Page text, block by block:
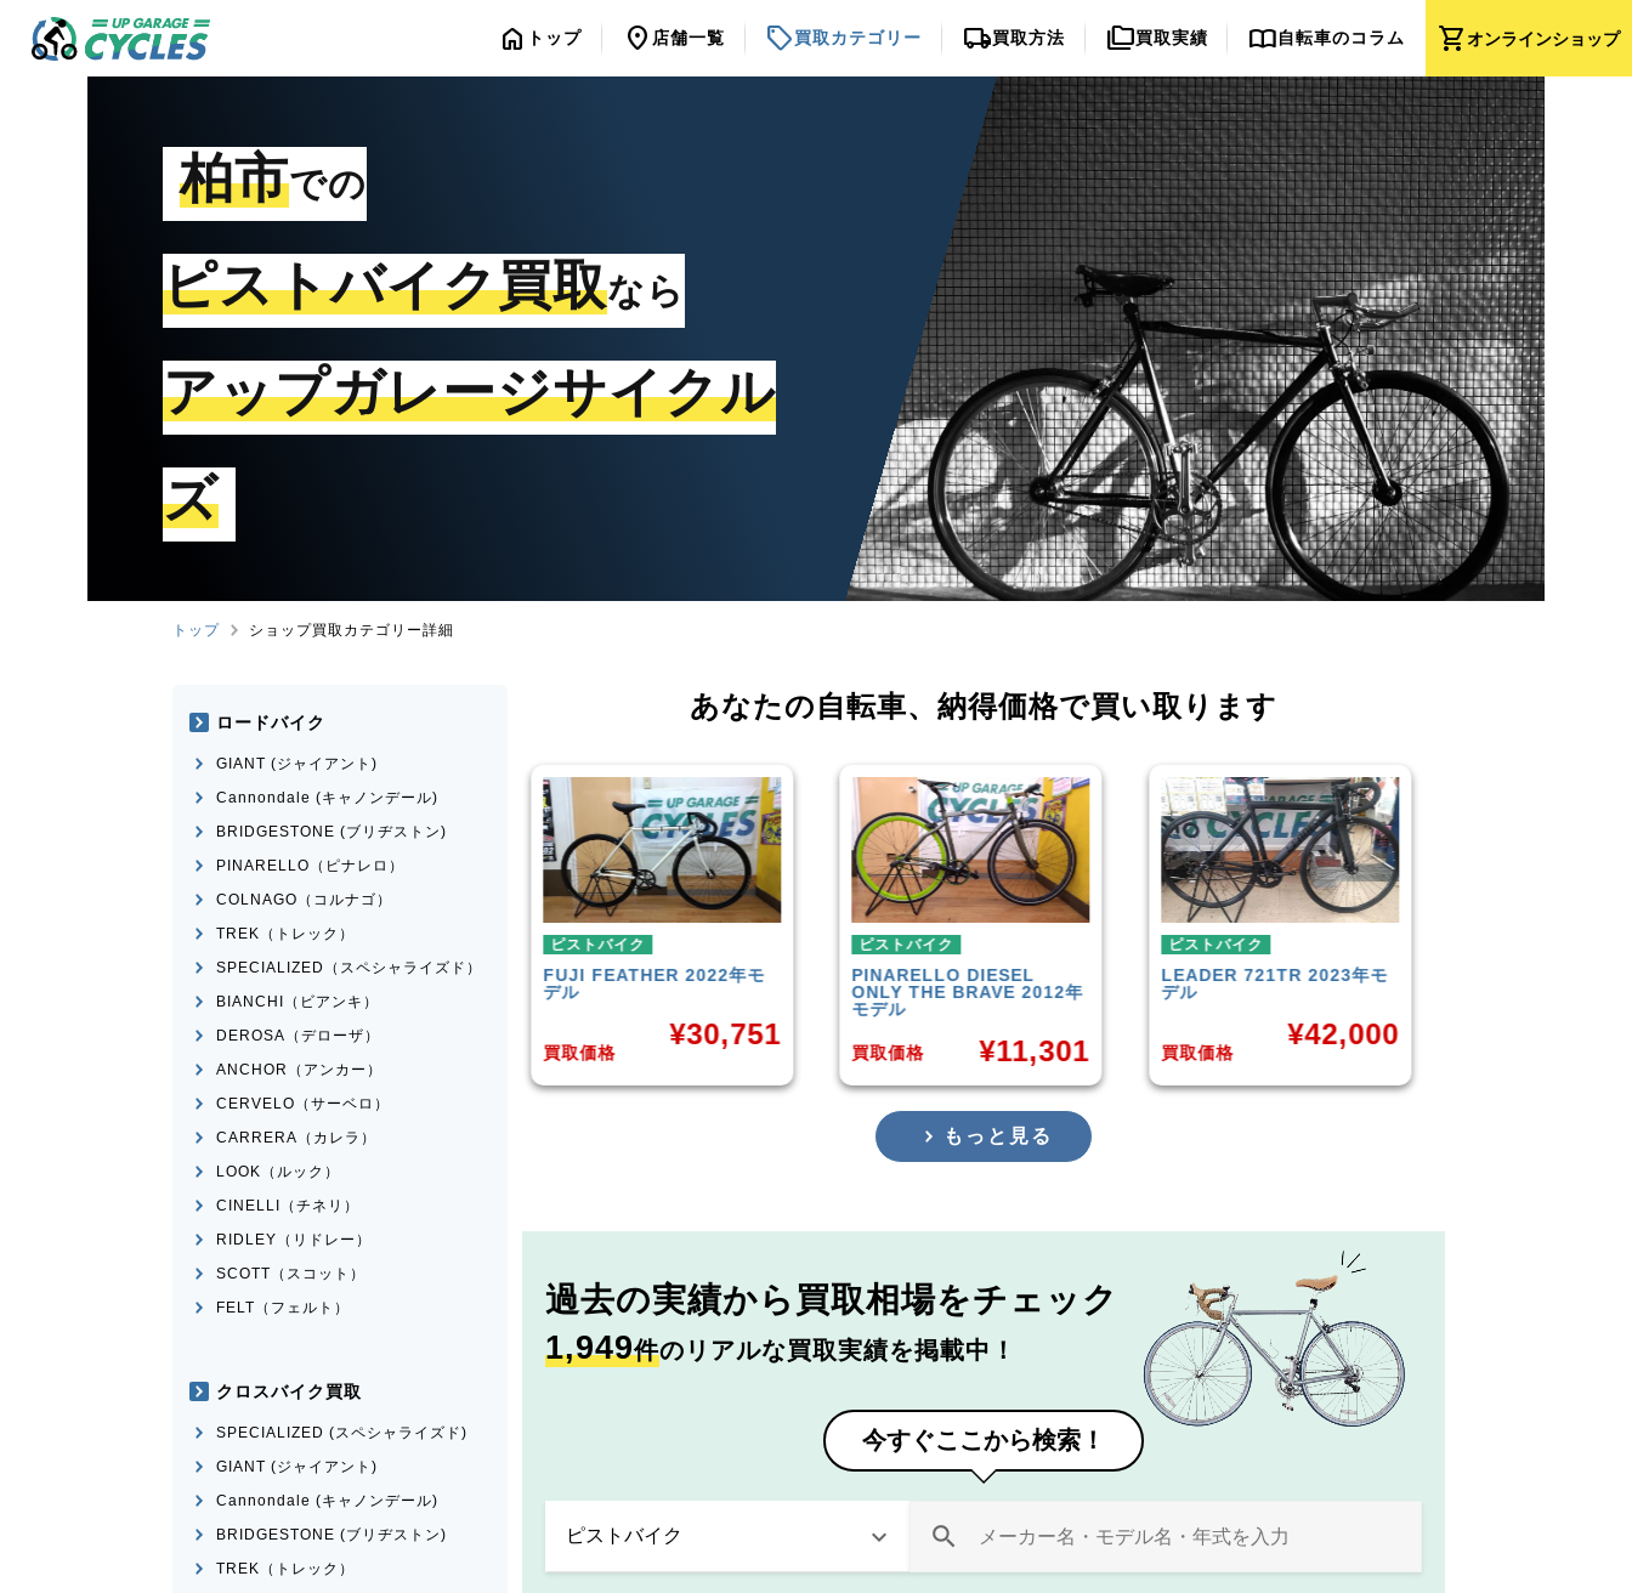
shopping_cartオンラインショップ
home トップ location_on 店舗一覧 sell買取カテゴリー local_shipping買取方法 folder_copy買取実績 import_contacts自転車のコラム
柏市での
ピストバイク買取なら
アップガレージサイクル
ズ
トップ ショップ買取カテゴリー詳細
あなたの自転車、 納得価格で買い取ります
ピストバイク
FUJIFEATHER 2022年モ
デル
¥
ピストバイク
PINARELLODIESEL
ONLY THE BRAVE 2012年
買取価格 ¥11,301
ピストバイク
LEADER721TR 2023年モ
デル
買取価格
¥42,000
ピストバイク
FUJITRACK 1.1 2014年モ
デル
買取価格
¥33,000
もっと見る
過去の実績から 買取相場をチェック
1,949件のリアルな買取実績を掲載中！
今すぐここから検索！
ロードバイク
GIANT (ジャイアント)
Cannondale (キャノンデール)
BRIDGESTONE (ブリヂストン)
PINARELLO（ピナレロ）
COLNAGO（コルナゴ）
TREK（トレック）
SPECIALIZED（スペシャライズド）
BIANCHI（ビアンキ）
DEROSA（デローザ）
ANCHOR（アンカー）
CERVELO（サーベロ）
CARRERA（カレラ）
LOOK（ルック）
CINELLI（チネリ）
RIDLEY（リドレー）
SCOTT（スコット）
FELT（フェルト）
クロスバイク買取
SPECIALIZED (スペシャライズド)
GIANT (ジャイアント)
Cannondale (キャノンデール)
BRIDGESTONE (ブリヂストン)
TREK（トレック）